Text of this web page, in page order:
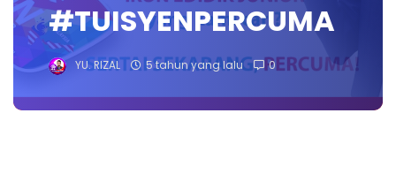
#TUISYENPERCUMA
YU. RIZAL 5 tahun yang lalu 0